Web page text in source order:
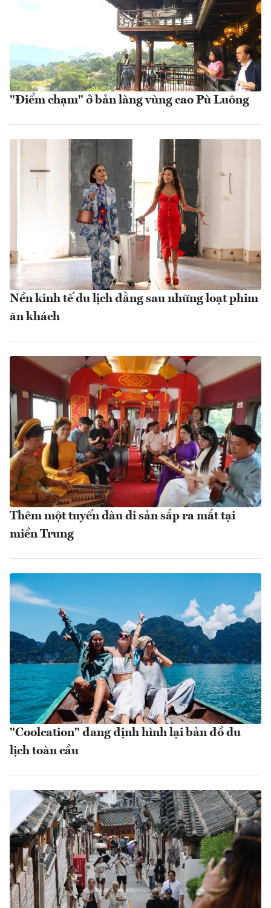
"Điểm chạm" ở bản làng vùng cao Pù Luông
Nền kinh tế du lịch đằng sau những loạt phim
ăn khách
Thêm một tuyến dàu di sản sắp ra mắt tại
miền Trung
"Coolcation" đang định hình lại bản đồ du
lịch toàn cầu